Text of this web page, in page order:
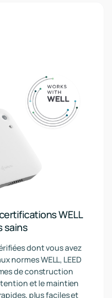
WELL
sains
dont vous avez
normes WELL, LEED
de construction
et le maintien
plus faciles et